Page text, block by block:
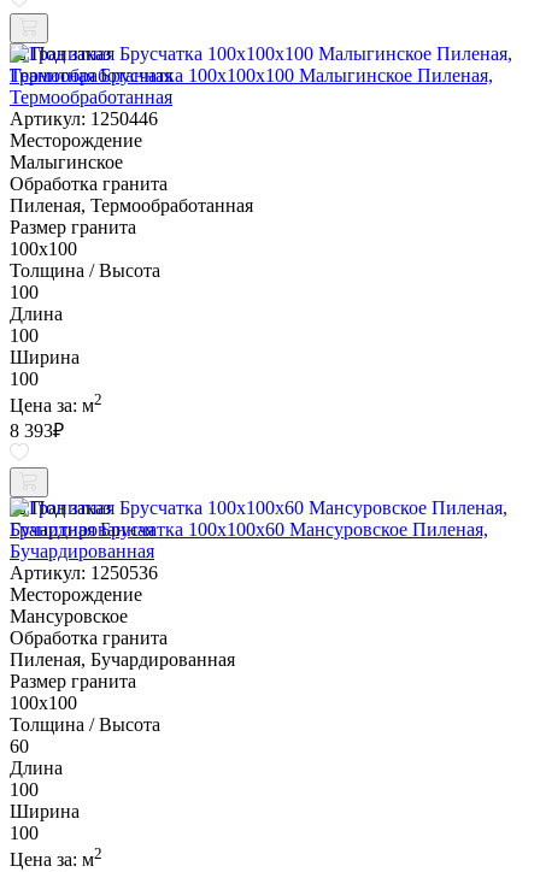
Под заказ
Гранитная Брусчатка 100х100x100 Малыгинское Пиленая,
Термообработанная
Артикул: 1250446
Месторождение
Малыгинское
Обработка гранита
Пиленая, Термообработанная
Размер гранита
100х100
Толщина / Высота
100
Длина
100
Ширина
100
Цена за: м2
8 393₽
Под заказ
Гранитная Брусчатка 100х100x60 Мансуровское Пиленая,
Бучардированная
Артикул: 1250536
Месторождение
Мансуровское
Обработка гранита
Пиленая, Бучардированная
Размер гранита
100х100
Толщина / Высота
60
Длина
100
Ширина
100
Цена за: м2